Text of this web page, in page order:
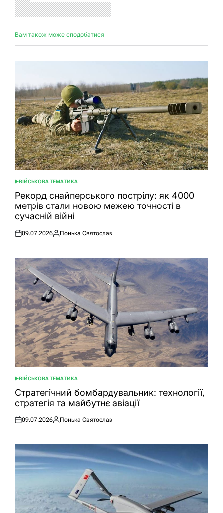
Вам також може сподобатися
ОПУБЛІКУВАТИ
У
ВІЙСЬКОВА ТЕМАТИКА
Рекорд снайперського пострілу: як 4000
метрів стали новою межею точності в
сучасній війні
Оприлюднено
09.07.2026
Опубліковано
Понька Святослав
ОПУБЛІКУВАТИ
У
ВІЙСЬКОВА ТЕМАТИКА
Стратегічний бомбардувальник: технології,
стратегія та майбутнє авіації
Оприлюднено
09.07.2026
Опубліковано
Понька Святослав